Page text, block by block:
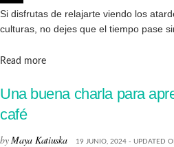
Si disfrutas de relajarte viendo los
culturas, no dejes que el tiempo pase
Read moreDetails
Una buena charla para
café
byMaya Katiuska 19 JUNIO, 2024 - UPDATED